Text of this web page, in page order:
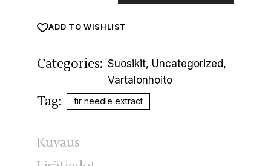
ADD TO WISHLIST
Categories: Suosikit, Uncategorized,
Vartalonhoito
Tag: fir needle extract
Kuvaus